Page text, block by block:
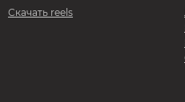
Скачать reels